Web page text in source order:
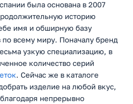
была основана в 2007
историю
имя и обширную базу
всему миру. Поначалу бренд
узкую специализацию, в
количество серий
. Сейчас же в каталоге
изделие на любой вкус,
непрерывно